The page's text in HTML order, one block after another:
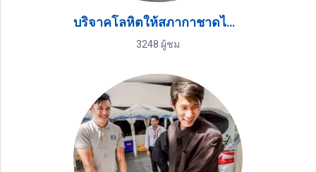
บริจาคโลหิตให้สภากาชาดไทย ทุกปีอย่างต่อเนื่อง
3248 ผู้ชม